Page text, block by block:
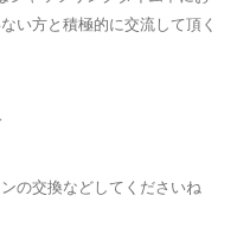
い方と積極的に交流して頂く
の交換などしてくださいね